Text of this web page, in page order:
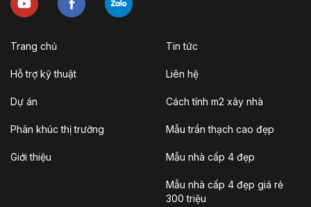
Trang chủ
Hỗ trợ kỹ thuật
Dự án
Phân khúc thị trường
Giới thiệu
Tin tức
Liên hệ
Cách tính m2 xây nhà
Mẫu trần thạch cao đẹp
Mẫu nhà cấp 4 đẹp
Mẫu nhà cấp 4 đẹp giá rẻ
300 triệu